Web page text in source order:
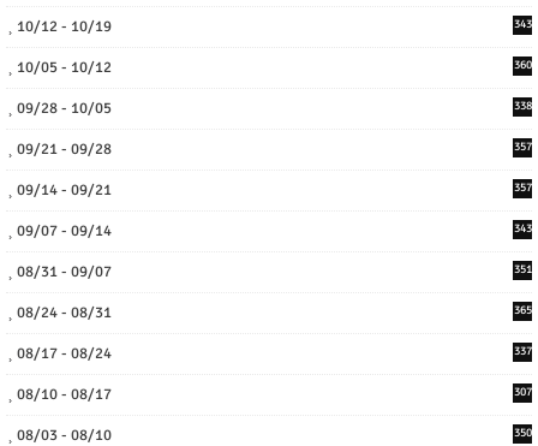
10/12 - 10/19 343
10/05 - 10/12 360
09/28 - 10/05 338
09/21 - 09/28 357
09/14 - 09/21 357
09/07 - 09/14 343
08/31 - 09/07 351
08/24 - 08/31 365
08/17 - 08/24 337
08/10 - 08/17 307
08/03 - 08/10 350